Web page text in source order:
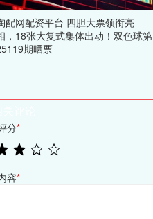
配网配资平台 四胆大票领衔亮
，18张大复式集体出动！双色球第
期晒票
分*
容*